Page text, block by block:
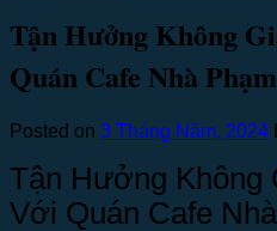
Tận Hưởng Không
Quán Cafe Nhà
Posted on 3 Tháng Năm, 2024
Tận Hưởng Không
Với Quán Cafe